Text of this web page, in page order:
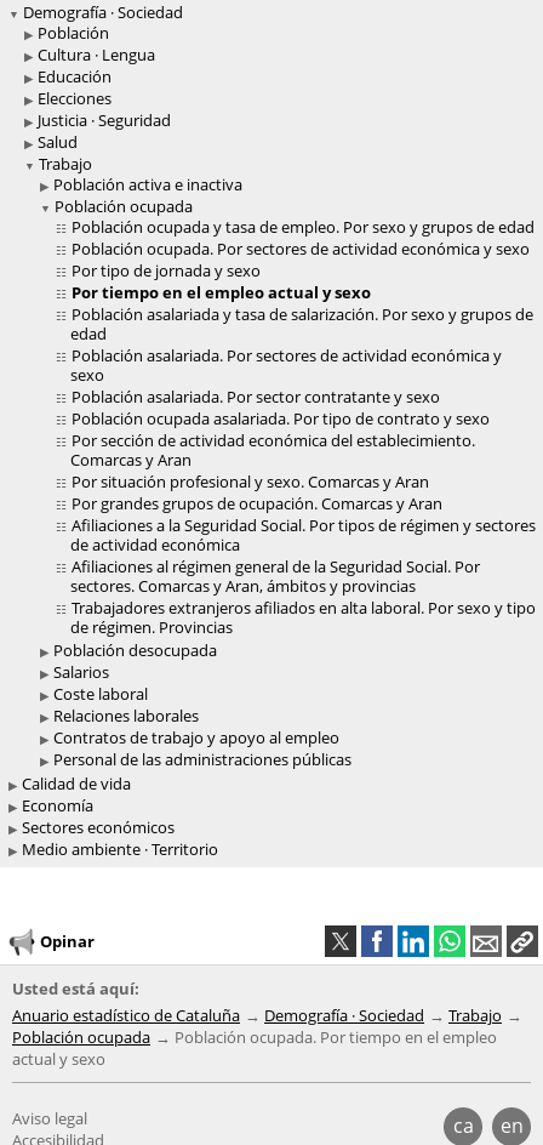
Demografía · Sociedad
Población
Cultura · Lengua
Educación
Elecciones
Justicia · Seguridad
Salud
Trabajo
Población activa e inactiva
Población ocupada
Población ocupada y tasa de empleo. Por sexo y grupos de edad
Población ocupada. Por sectores de actividad económica y sexo
Por tipo de jornada y sexo
Por tiempo en el empleo actual y sexo
Población asalariada y tasa de salarización. Por sexo y grupos de
edad
Población asalariada. Por sectores de actividad económica y
sexo
Población asalariada. Por sector contratante y sexo
Población ocupada asalariada. Por tipo de contrato y sexo
Por sección de actividad económica del establecimiento.
Comarcas y Aran
Por situación profesional y sexo. Comarcas y Aran
Por grandes grupos de ocupación. Comarcas y Aran
Afiliaciones a la Seguridad Social. Por tipos de régimen y sectores
de actividad económica
Afiliaciones al régimen general de la Seguridad Social. Por
sectores. Comarcas y Aran, ámbitos y provincias
Trabajadores extranjeros afiliados en alta laboral. Por sexo y tipo
de régimen. Provincias
Población desocupada
Salarios
Coste laboral
Relaciones laborales
Contratos de trabajo y apoyo al empleo
Personal de las administraciones públicas
Calidad de vida
Economía
Sectores económicos
Medio ambiente · Territorio
Opinar
Usted está aquí:
Anuario estadístico de Cataluña
Demografía · Sociedad
Trabajo
Población ocupada
Población ocupada. Por tiempo en el empleo
actual y sexo
ca en
Aviso legal
Accesibilidad